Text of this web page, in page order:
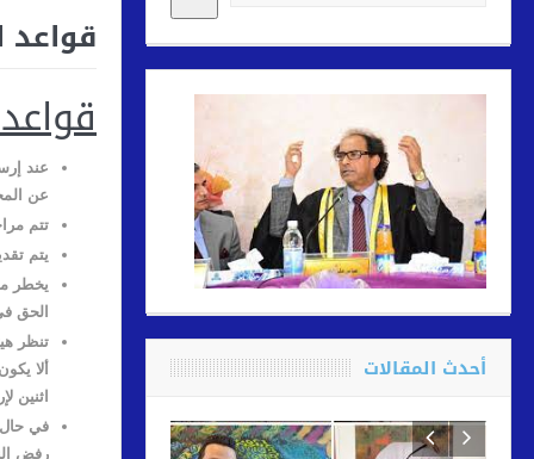
قواعد
عند
عن
تتم
يتم
يخطر
الحق
تنظر
ألا
اثنين
في حال
رفض
أحدث المقالات